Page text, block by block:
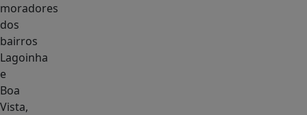
moradores
dos
bairros
Lagoinha
e
Boa
Vista,